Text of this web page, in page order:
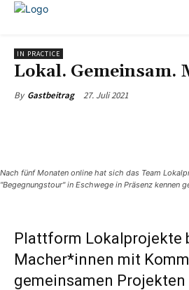
IN PRACTICE
Lokal. Gemeinsam.
By Gastbeitrag 27. Juli 2021
Nach fünf Monaten online hat sich das Team
"Begegnungstour" in Eschwege in Präsenz kennen
Plattform Lokalprojekte
Macher*innen mit
gemeinsamen Projekten